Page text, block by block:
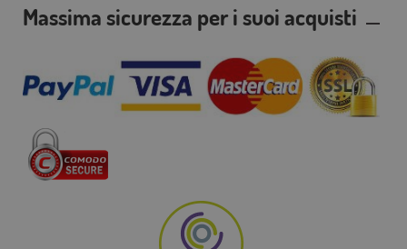
Massima sicurezza per i suoi acquisti